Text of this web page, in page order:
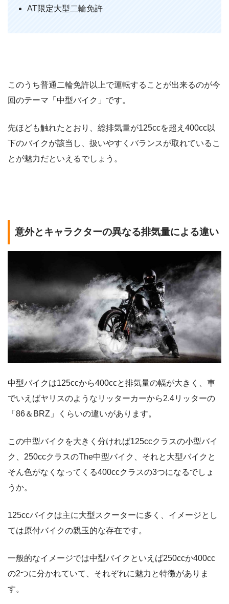
AT限定大型二輪免許
このうち普通二輪免許以上で運転することが出来るのが今
回のテーマ「中型バイク」です。
先ほども触れたとおり、総排気量が125ccを超え400cc以
下のバイクが該当し、扱いやすくバランスが取れているこ
とが魅力だといえるでしょう。
意外とキャラクターの異なる排気量による違い
中型バイクは125ccから400ccと排気量の幅が大きく、車
でいえばヤリスのようなリッターカーから2.4リッターの
「86＆BRZ」くらいの違いがあります。
この中型バイクを大きく分ければ125ccクラスの小型バイ
ク、250ccクラスのThe中型バイク、それと大型バイクと
そん色がなくなってくる400ccクラスの3つになるでしょ
うか。
125ccバイクは主に大型スクーターに多く、イメージとし
ては原付バイクの親玉的な存在です。
一般的なイメージでは中型バイクといえば250ccか400cc
の2つに分かれていて、それぞれに魅力と特徴がありま
す。